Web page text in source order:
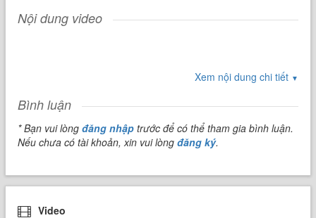
Nội dung video
Xem nội dung chi tiết ▼
Bình luận
* Bạn vui lòngđăng nhập trước để có thể tham gia bình luận.
Nếu chưa có tài khoản, xin vui lòngđăng ký.
Video